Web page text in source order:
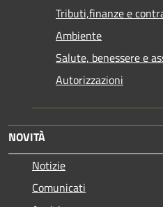
Tributi,finanze e
Ambiente
Salute, benessere e
Autorizzazioni
NOVITÀ
Notizie
Comunicati